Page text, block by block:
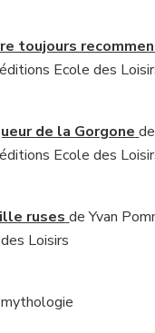
toujours
Ecole des
de la Gorgone
Ecole des
ruses de Yvan
Loisirs